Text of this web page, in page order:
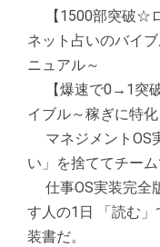
【1500部突破☆
ネット占いのバイ
ニュアル～
【爆速で0→1突
イブル～稼ぎに特
マネジメント
い」を捨ててチー
仕事OS実装完全
す人の1日 「読む
装書だ。